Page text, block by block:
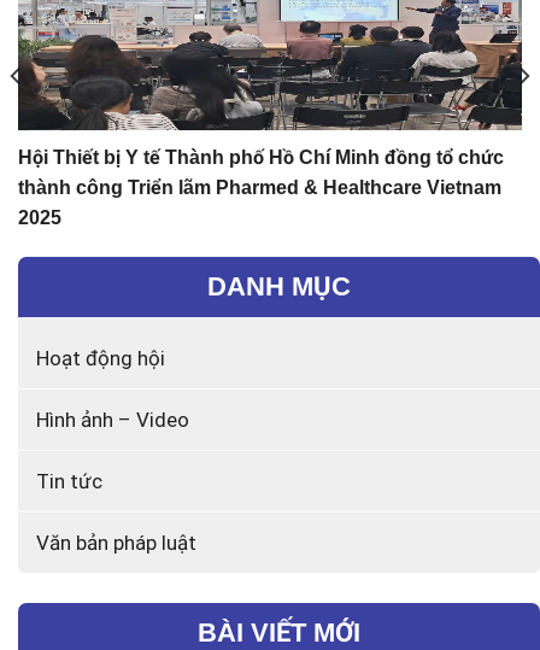
DANH MỤC
Hoạt động hội
Hình ảnh – Video
Tin tức
Văn bản pháp luật
BÀI VIẾT MỚI
Hội Thiết bị Y tế Thành phố Hồ Chí Minh đồng tổ chức
thành công Triển lãm Pharmed & Healthcare Vietnam
2025